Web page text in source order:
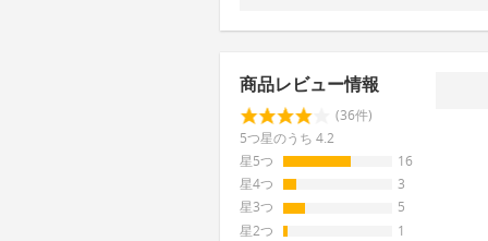
商品レビュー情報
(36件)
5つ星のうち 4.2
星5つ
16
星4つ
3
星3つ
5
星2つ
1